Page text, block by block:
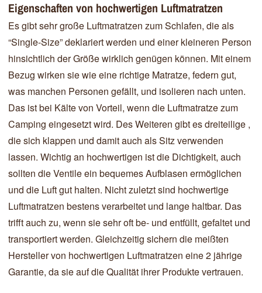
Eigenschaften von hochwertigen Luftmatratzen
Es gibt sehr große Luftmatratzen zum Schlafen, die als
“Single-Size” deklariert werden und einer kleineren Person
hinsichtlich der Größe wirklich genügen können. Mit einem
Bezug wirken sie wie eine richtige Matratze, federn gut,
was manchen Personen gefällt, und isolieren nach unten.
Das ist bei Kälte von Vorteil, wenn die Luftmatratze zum
Camping eingesetzt wird. Des Weiteren gibt es dreiteilige ,
die sich klappen und damit auch als Sitz verwenden
lassen. Wichtig an hochwertigen ist die Dichtigkeit, auch
sollten die Ventile ein bequemes Aufblasen ermöglichen
und die Luft gut halten. Nicht zuletzt sind hochwertige
Luftmatratzen bestens verarbeitet und lange haltbar. Das
trifft auch zu, wenn sie sehr oft be- und entfüllt, gefaltet und
transportiert werden. Gleichzeitig sichern die meißten
Hersteller von hochwertigen Luftmatratzen eine 2 jährige
Garantie, da sie auf die Qualität ihrer Produkte vertrauen.